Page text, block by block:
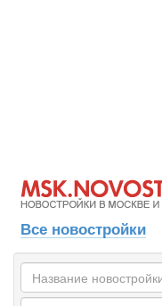
Все новостройки